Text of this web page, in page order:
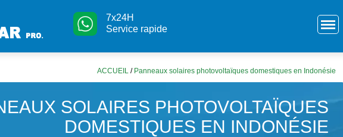
7x24H
Service rapide
ACCUEIL / Panneaux solaires photovoltaïques domestiques en Indonésie
SOLAIRES PHOTOVOLTAÏQUES
DOMESTIQUES EN INDONÉSIE